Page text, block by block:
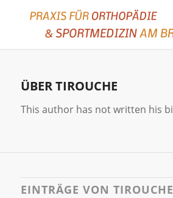
ÜBERTIROUCHE
This author has not written his
EINTRÄGE VON TIROUCHE